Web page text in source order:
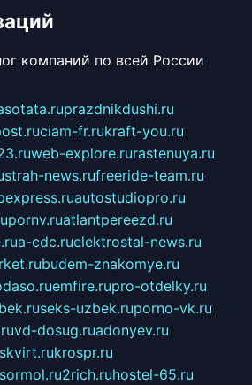
компаний по всей России
prazdnikdushi.ru
ciam-fr.rukraft-you.ru
web-explore.rurastenuya.ru
strah-news.rufreeride-team.ru
autostudiopro.ru
pornv.ruatlantpereezd.ru
a-cdc.ruelektrostal-news.ru
budem-znakomye.ru
emfire.rupro-otdelky.ru
seks-uzbek.ruporno-vk.ru
vd-dosug.ruadonyev.ru
krospr.ru
sormol.ru2rich.ruhostel-65.ru